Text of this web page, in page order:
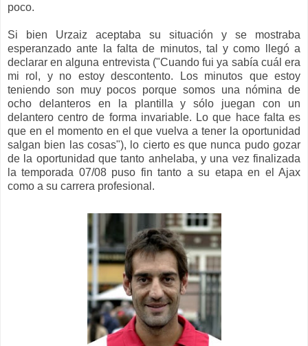
poco.
Si
bien Urzaiz aceptaba su situación y se mostraba
esperanzado ante la falta de minutos, tal y como llegó a
declarar en alguna entrevista ("Cuando fui ya sabía cuál era
mi rol, y no estoy descontento. Los minutos que estoy
teniendo son muy pocos porque somos una nómina de
ocho delanteros en la plantilla y sólo juegan con un
delantero centro de forma invariable. Lo que hace falta es
que en el momento en el que vuelva a tener la oportunidad
salgan bien las cosas"), lo cierto es que nunca pudo gozar
de la oportunidad que tanto anhelaba, y una vez finalizada
la temporada 07/08 puso fin tanto a su etapa en el Ajax
como a su carrera profesional.